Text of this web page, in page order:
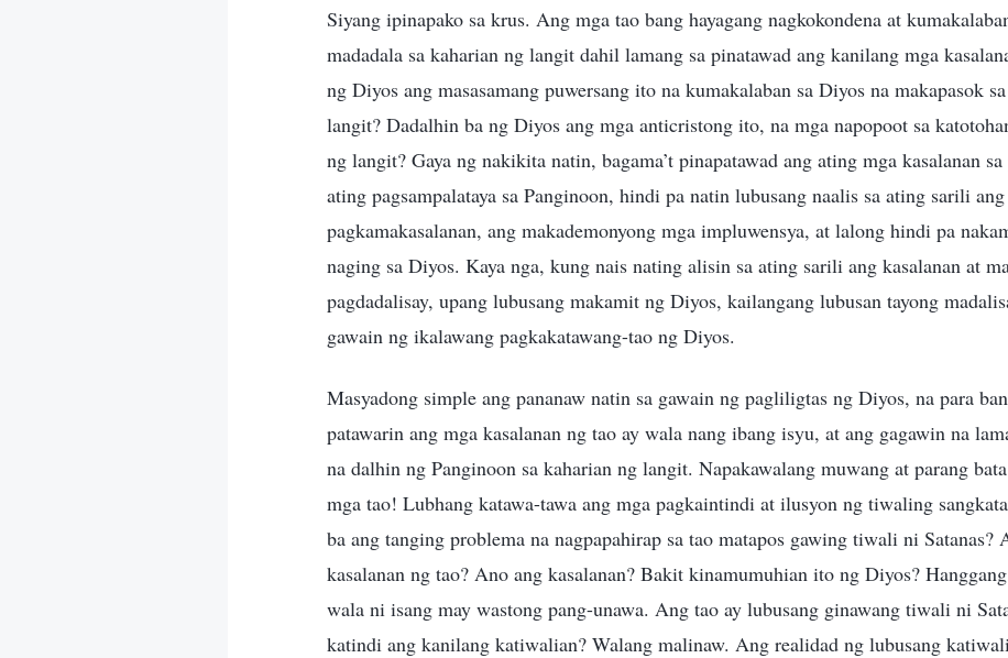
Siyang ipinapako sa krus. Ang mga tao bang hayagang nagkokondena at
madadala sa kaharian ng langit dahil lamang sa pinatawad ang kanilang mga
ng Diyos ang masasamang puwersang ito na kumakalaban sa Diyos na makapasok
langit? Dadalhin ba ng Diyos ang mga anticristong ito, na mga napopoot sa
ng langit? Gaya ng nakikita natin, bagama’t pinapatawad ang ating mga kasalanan
ating pagsampalataya sa Panginoon, hindi pa natin lubusang naalis sa ating sarili ang
pagkamakasalanan, ang makademonyong mga impluwensya, at lalong hindi pa
naging sa Diyos. Kaya nga, kung nais nating alisin sa ating sarili ang kasalanan at
pagdadalisay, upang lubusang makamit ng Diyos, kailangang lubusan tayong
gawain ng ikalawang pagkakatawang-tao ng Diyos.
Masyadong simple ang pananaw natin sa gawain ng pagliligtas ng Diyos, na para
patawarin ang mga kasalanan ng tao ay wala nang ibang isyu, at ang gagawin na
na dalhin ng Panginoon sa kaharian ng langit. Napakawalang muwang at parang
mga tao! Lubhang katawa-tawa ang mga pagkaintindi at ilusyon ng tiwaling
ba ang tanging problema na nagpapahirap sa tao matapos gawing tiwali ni Satanas?
kasalanan ng tao? Ano ang kasalanan? Bakit kinamumuhian ito ng Diyos?
wala ni isang may wastong pang-unawa. Ang tao ay lubusang ginawang tiwali ni
katindi ang kanilang katiwalian? Walang malinaw. Ang realidad ng lubusang